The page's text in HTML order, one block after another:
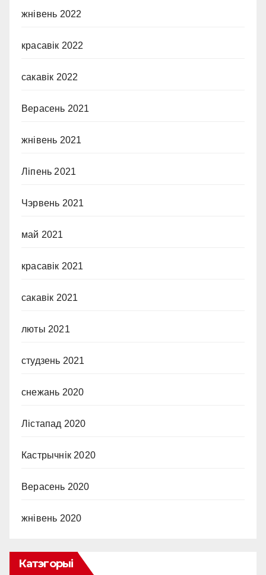
жнівень 2022
красавік 2022
сакавік 2022
Верасень 2021
жнівень 2021
Ліпень 2021
Чэрвень 2021
май 2021
красавік 2021
сакавік 2021
люты 2021
студзень 2021
снежань 2020
Лістапад 2020
Кастрычнік 2020
Верасень 2020
жнівень 2020
Катэгорыі